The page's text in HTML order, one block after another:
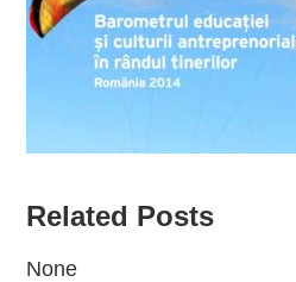
Related Posts
None